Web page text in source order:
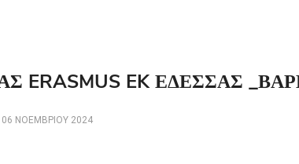
ERASMUS EK ΕΔΕΣΣΑΣ
ΝΟΕΜΒΡΊΟΥ 2024